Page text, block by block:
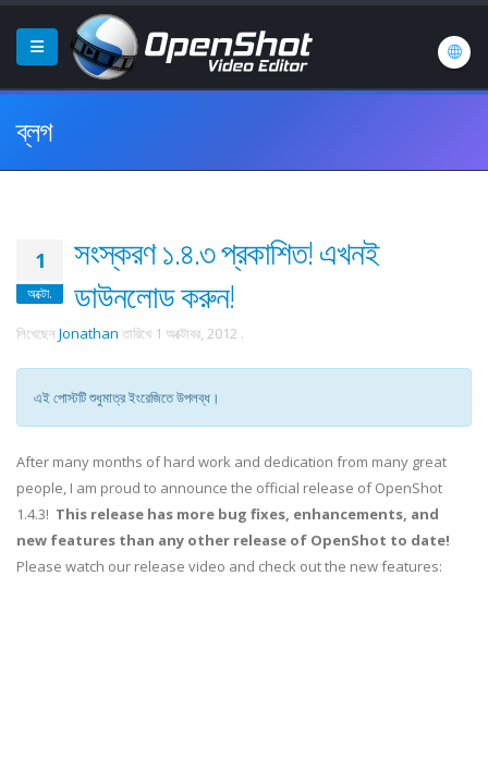
ব্লগ
1
অক্টো.
সংস্করণ ১.৪.৩ প্রকাশিত! এখনই
ডাউনলোড করুন!
লিখেছেন Jonathan তারিখে 1 অক্টোবর, 2012 .
এই পোস্টটি শুধুমাত্র ইংরেজিতে উপলব্ধ।
After many months of hard work and dedication from many great
people, I am proud to announce the official release of OpenShot
1.4.3! This release has more bug fixes, enhancements, and
new features than any other release of OpenShot to date!
Please watch our release video and check out the new features: